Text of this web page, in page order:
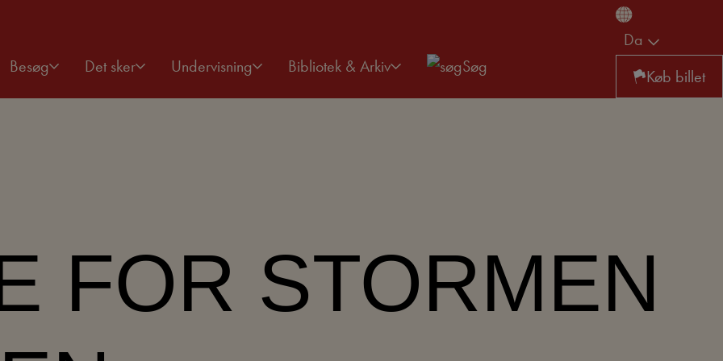
Besøg Det sker Undervisning Bibliotek & Arkiv Søg
Da
Køb billet
FOR STORMEN